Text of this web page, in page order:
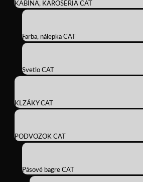
KABÍNA, KAROSÉRIA CAT
Farba, nálepka CAT
Svetlo CAT
KLZÁKY CAT
PODVOZOK CAT
Pásové bagre CAT